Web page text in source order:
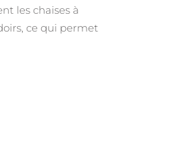
les chaises à
ce qui permet